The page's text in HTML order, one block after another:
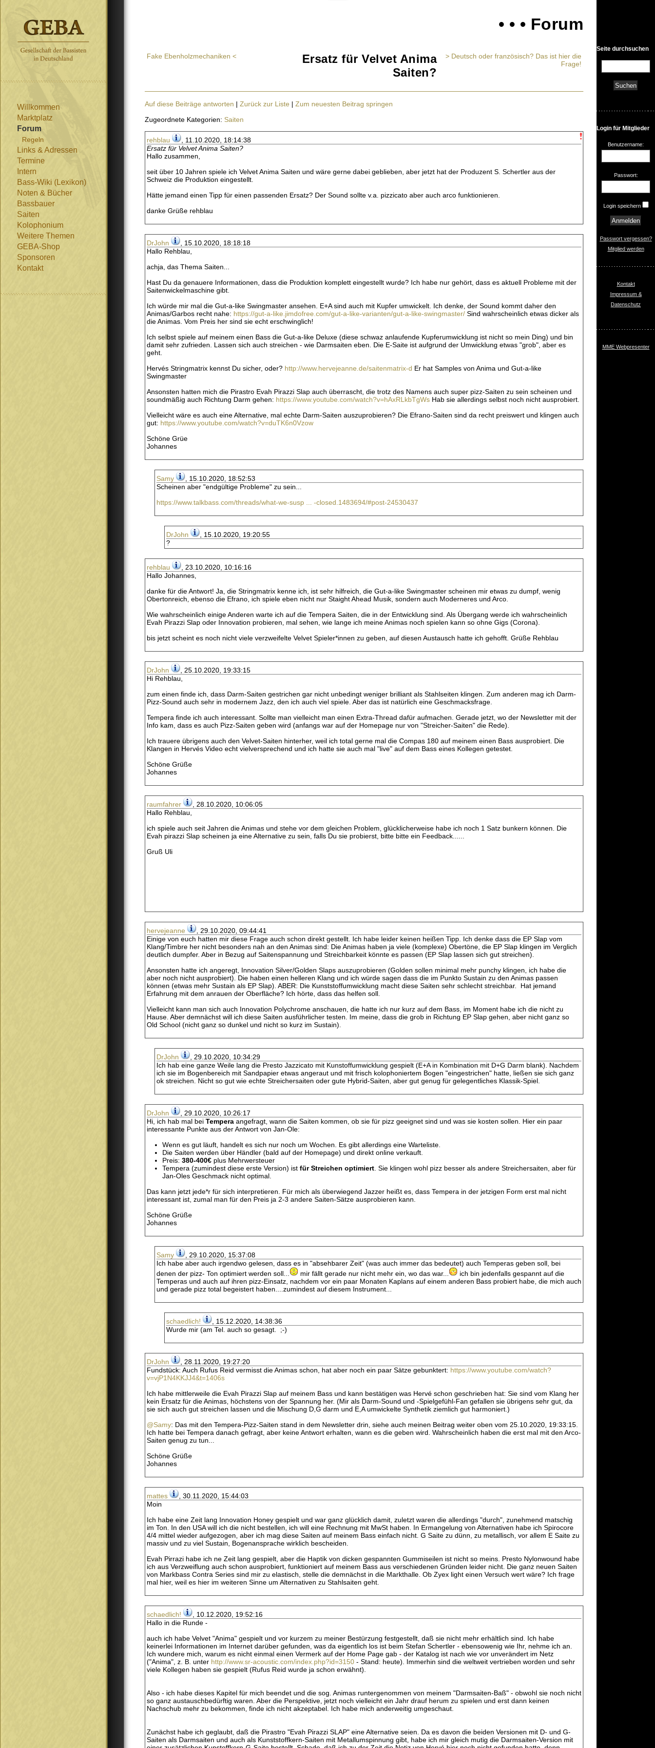
Willkommen
Marktplatz
Forum
Regeln
Links & Adressen
Termine
Intern
Bass-Wiki (Lexikon)
Noten & Bücher
Bassbauer
Saiten
Kolophonium
Weitere Themen
GEBA-Shop
Sponsoren
Kontakt
Seite durchsuchen
Login für Mitglieder
Benutzername:
Passwort:
Login speichern
Passwort vergessen?
Mitglied werden
Kontakt
Impressum &
Datenschutz
MME Webpresenter
• • • Forum
Fake Ebenholzmechaniken <
Ersatz für Velvet Anima
Saiten?
> Deutsch oder französisch? Das ist hier die
Frage!
Auf diese Beiträge antworten | Zurück zur Liste | Zum neuesten Beitrag springen
Zugeordnete Kategorien: Saiten
rehblau
, 11.10.2020, 18:14:38
Ersatz für Velvet Anima Saiten?
Hallo zusammen,
seit über 10 Jahren spiele ich Velvet Anima Saiten und wäre gerne dabei geblieben, aber jetzt hat der Produzent S. Schertler aus der
Schweiz die Produktion eingestellt.
Hätte jemand einen Tipp für einen passenden Ersatz? Der Sound sollte v.a. pizzicato aber auch arco funktionieren.
danke Grüße rehblau
DrJohn
, 15.10.2020, 18:18:18
Hallo Rehblau,
achja, das Thema Saiten...
Hast Du da genauere Informationen, dass die Produktion komplett eingestellt wurde? Ich habe nur gehört, dass es aktuell Probleme mit der
Saitenwickelmaschine gibt.
Ich würde mir mal die Gut-a-like Swingmaster ansehen. E+A sind auch mit Kupfer umwickelt. Ich denke, der Sound kommt daher den
Animas/Garbos recht nahe: https://gut-a-like.jimdofree.com/gut-a-like-varianten/gut-a-like-swingmaster/ Sind wahrscheinlich etwas dicker als
die Animas. Vom Preis her sind sie echt erschwinglich!
Ich selbst spiele auf meinem einen Bass die Gut-a-like Deluxe (diese schwaz anlaufende Kupferumwicklung ist nicht so mein Ding) und bin
damit sehr zufrieden. Lassen sich auch streichen - wie Darmsaiten eben. Die E-Saite ist aufgrund der Umwicklung etwas "grob", aber es
geht.
Hervés Stringmatrix kennst Du sicher, oder? http://www.hervejeanne.de/saitenmatrix-d Er hat Samples von Anima und Gut-a-like
Swingmaster
Ansonsten hatten mich die Pirastro Evah Pirazzi Slap auch überrascht, die trotz des Namens auch super pizz-Saiten zu sein scheinen und
soundmäßig auch Richtung Darm gehen: https://www.youtube.com/watch?v=hAxRLkbTgWs Hab sie allerdings selbst noch nicht ausprobiert.
Vielleicht wäre es auch eine Alternative, mal echte Darm-Saiten auszuprobieren? Die Efrano-Saiten sind da recht preiswert und klingen auch
gut: https://www.youtube.com/watch?v=duTK6n0Vzow
Schöne Grüe
Johannes
Samy
, 15.10.2020, 18:52:53
Scheinen aber "endgültige Probleme" zu sein...
https://www.talkbass.com/threads/what-we-susp ... -closed.1483694/#post-24530437
DrJohn
, 15.10.2020, 19:20:55
?
rehblau
, 23.10.2020, 10:16:16
Hallo Johannes,
danke für die Antwort! Ja, die Stringmatrix kenne ich, ist sehr hilfreich, die Gut-a-like Swingmaster scheinen mir etwas zu dumpf, wenig
Obertonreich, ebenso die Efrano, ich spiele eben nicht nur Staight Ahead Musik, sondern auch Moderneres und Arco.
Wie wahrscheinlich einige Anderen warte ich auf die Tempera Saiten, die in der Entwicklung sind. Als Übergang werde ich wahrscheinlich
Evah Pirazzi Slap oder Innovation probieren, mal sehen, wie lange ich meine Animas noch spielen kann so ohne Gigs (Corona).
bis jetzt scheint es noch nicht viele verzweifelte Velvet Spieler*innen zu geben, auf diesen Austausch hatte ich gehofft. Grüße Rehblau
DrJohn
, 25.10.2020, 19:33:15
Hi Rehblau,
zum einen finde ich, dass Darm-Saiten gestrichen gar nicht unbedingt weniger brilliant als Stahlseiten klingen. Zum anderen mag ich Darm-
Pizz-Sound auch sehr in modernem Jazz, den ich auch viel spiele. Aber das ist natürlich eine Geschmacksfrage.
Tempera finde ich auch interessant. Sollte man vielleicht man einen Extra-Thread dafür aufmachen. Gerade jetzt, wo der Newsletter mit der
Info kam, dass es auch Pizz-Saiten geben wird (anfangs war auf der Homepage nur von "Streicher-Saiten" die Rede).
Ich trauere übrigens auch den Velvet-Saiten hinterher, weil ich total gerne mal die Compas 180 auf meinem einen Bass ausprobiert. Die
Klangen in Hervés Video echt vielversprechend und ich hatte sie auch mal "live" auf dem Bass eines Kollegen getestet.
Schöne Grüße
Johannes
raumfahrer
, 28.10.2020, 10:06:05
Hallo Rehblau,
ich spiele auch seit Jahren die Animas und stehe vor dem gleichen Problem, glücklicherweise habe ich noch 1 Satz bunkern können. Die
Evah pirazzi Slap scheinen ja eine Alternative zu sein, falls Du sie probierst, bitte bitte ein Feedback......
Gruß Uli
hervejeanne
, 29.10.2020, 09:44:41
Einige von euch hatten mir diese Frage auch schon direkt gestellt. Ich habe leider keinen heißen Tipp. Ich denke dass die EP Slap vom
Klang/Timbre her nicht besonders nah an den Animas sind: Die Animas haben ja viele (komplexe) Obertöne, die EP Slap klingen im Verglich
deutlich dumpfer. Aber in Bezug auf Saitenspannung und Streichbarkeit könnte es passen (EP Slap lassen sich gut streichen).
Ansonsten hatte ich angeregt, Innovation Silver/Golden Slaps auszuprobieren (Golden sollen minimal mehr punchy klingen, ich habe die
aber noch nicht ausprobiert). Die haben einen helleren Klang und ich würde sagen dass die im Punkto Sustain zu den Animas passen
können (etwas mehr Sustain als EP Slap). ABER: Die Kunststoffumwicklung macht diese Saiten sehr schlecht streichbar. Hat jemand
Erfahrung mit dem anrauen der Oberfläche? Ich hörte, dass das helfen soll.
Vielleicht kann man sich auch Innovation Polychrome anschauen, die hatte ich nur kurz auf dem Bass, im Moment habe ich die nicht zu
Hause. Aber demnächst will ich diese Saiten ausführlicher testen. Im meine, dass die grob in Richtung EP Slap gehen, aber nicht ganz so
Old School (nicht ganz so dunkel und nicht so kurz im Sustain).
DrJohn
, 29.10.2020, 10:34:29
Ich hab eine ganze Weile lang die Presto Jazzicato mit Kunstoffumwicklung gespielt (E+A in Kombination mit D+G Darm blank). Nachdem
ich sie im Bogenbereich mit Sandpapier etwas angeraut und mit frisch kolophoniertem Bogen "eingestrichen" hatte, ließen sie sich ganz
ok streichen. Nicht so gut wie echte Streichersaiten oder gute Hybrid-Saiten, aber gut genug für gelegentliches Klassik-Spiel.
DrJohn
, 29.10.2020, 10:26:17
Hi, ich hab mal bei Tempera angefragt, wann die Saiten kommen, ob sie für pizz geeignet sind und was sie kosten sollen. Hier ein paar
interessante Punkte aus der Antwort von Jan-Ole:
Wenn es gut läuft, handelt es sich nur noch um Wochen. Es gibt allerdings eine Warteliste.
Die Saiten werden über Händler (bald auf der Homepage) und direkt online verkauft.
Preis: 380-400€ plus Mehrwersteuer
Tempera (zumindest diese erste Version) ist für Streichen optimiert . Sie klingen wohl pizz besser als andere Streichersaiten, aber für
Jan-Oles Geschmack nicht optimal.
Das kann jetzt jede*r für sich interpretieren. Für mich als überwiegend Jazzer heißt es, dass Tempera in der jetzigen Form erst mal nicht
interessant ist, zumal man für den Preis ja 2-3 andere Saiten-Sätze ausprobieren kann.
Schöne Grüße
Johannes
Samy
, 29.10.2020, 15:37:08
Ich habe aber auch irgendwo gelesen, dass es in "absehbarer Zeit" (was auch immer das bedeutet) auch Temperas geben soll, bei
denen der pizz- Ton optimiert werden soll...
mir fällt gerade nur nicht mehr ein, wo das war...
ich bin jedenfalls gespannt auf die
Temperas und auch auf ihren pizz-Einsatz, nachdem vor ein paar Monaten Kaplans auf einem anderen Bass probiert habe, die mich auch
und gerade pizz total begeistert haben....zumindest auf diesem Instrument...
schaedlich!
, 15.12.2020, 14:38:36
Wurde mir (am Tel. auch so gesagt. ;-)
DrJohn
, 28.11.2020, 19:27:20
Fundstück: Auch Rufus Reid vermisst die Animas schon, hat aber noch ein paar Sätze gebunktert: https://www.youtube.com/watch?
v=vjP1N4KKJJ4&t=1406s
Ich habe mittlerweile die Evah Pirazzi Slap auf meinem Bass und kann bestätigen was Hervé schon geschrieben hat: Sie sind vom Klang her
kein Ersatz für die Animas, höchstens von der Spannung her. (Mir als Darm-Sound und -Spielgefühl-Fan gefallen sie übrigens sehr gut, da
sie sich auch gut streichen lassen und die Mischung D,G darm und E,A umwickelte Synthetik ziemlich gut harmoniert.)
@Samy: Das mit den Tempera-Pizz-Saiten stand in dem Newsletter drin, siehe auch meinen Beitrag weiter oben vom 25.10.2020, 19:33:15.
Ich hatte bei Tempera danach gefragt, aber keine Antwort erhalten, wann es die geben wird. Wahrscheinlich haben die erst mal mit den Arco-
Saiten genug zu tun...
Schöne Grüße
Johannes
mattes
, 30.11.2020, 15:44:03
Moin
Ich habe eine Zeit lang Innovation Honey gespielt und war ganz glücklich damit, zuletzt waren die allerdings "durch", zunehmend matschig
im Ton. In den USA will ich die nicht bestellen, ich will eine Rechnung mit MwSt haben. In Ermangelung von Alternativen habe ich Spirocore
4/4 mittel wieder aufgezogen, aber ich mag diese Saiten auf meinem Bass einfach nicht. G Saite zu dünn, zu metallisch, vor allem E Saite zu
massiv und zu viel Sustain, Bogenansprache wirklich bescheiden.
Evah Pirrazi habe ich ne Zeit lang gespielt, aber die Haptik von dicken gespannten Gummiseilen ist nicht so meins. Presto Nylonwound habe
ich aus Verzweiflung auch schon ausprobiert, funktioniert auf meinem Bass aus verschiedenen Gründen leider nicht. Die ganz neuen Saiten
von Markbass Contra Series sind mir zu elastisch, stelle die demnächst in die Markthalle. Ob Zyex light einen Versuch wert wäre? Ich frage
mal hier, weil es hier im weiteren Sinne um Alternativen zu Stahlsaiten geht.
schaedlich!
, 10.12.2020, 19:52:16
Hallo in die Runde -
auch ich habe Velvet "Anima" gespielt und vor kurzem zu meiner Bestürzung festgestellt, daß sie nicht mehr erhältlich sind. Ich habe
keinerlei Informationen im Internet darüber gefunden, was da eigentlich los ist beim Stefan Schertler - ebensowenig wie Ihr, nehme ich an.
Ich wundere mich, warum es nicht einmal einen Vermerk auf der Home Page gab - der Katalog ist nach wie vor unverändert im Netz
("Anima", z. B. unter http://www.sr-acoustic.com/index.php?id=3150 - Stand: heute). Immerhin sind die weltweit vertrieben worden und sehr
viele Kollegen haben sie gespielt (Rufus Reid wurde ja schon erwähnt).
Also - ich habe dieses Kapitel für mich beendet und die sog. Animas runtergenommen von meinem "Darmsaiten-Baß" - obwohl sie noch nicht
so ganz austauschbedürftig waren. Aber die Perspektive, jetzt noch vielleicht ein Jahr drauf herum zu spielen und erst dann keinen
Nachschub mehr zu bekommen, finde ich nicht akzeptabel. Ich habe mich anderweitig umgeschaut.
Zunächst habe ich geglaubt, daß die Pirastro "Evah Pirazzi SLAP" eine Alternative seien. Da es davon die beiden Versionen mit D- und G-
Saiten als Darmsaiten und auch als Kunststoffkern-Saiten mit Metallumspinnung gibt, habe ich mir gleich mutig die Darmsaiten-Version mit